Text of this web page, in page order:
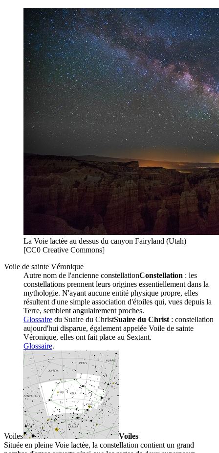
La Voie lactée au dessus du canyon Fairyland (Utah)
[CC0 Creative Commons]
Voile de sainte Véronique
Autre nom de l'ancienne constellationConstellation : les
constellations prennent leurs origines essentiellement dans la
mythologie. N'ayant aucune entité physique propre, elles
résultent d'une simple association d'étoiles qui, vues depuis la
Terre, semblent angulairement proches.
Glossaire du Suaire du ChristSuaire du Christ : constellation
aujourd'hui disparue, également appelée Voile de sainte
Véronique, elles ont fait place au Sextant.
Glossaire.
Voiles
Voiles
Située en pleine Voie lactée, la constellation contient un grand